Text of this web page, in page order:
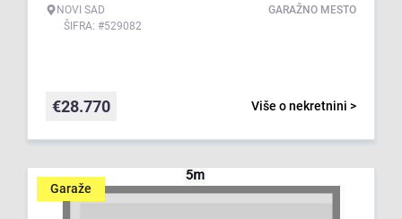
NOVI SAD
ŠIFRA: #529082
GARAŽNO MESTO
Više o nekretnini >
€28.770
Garaže